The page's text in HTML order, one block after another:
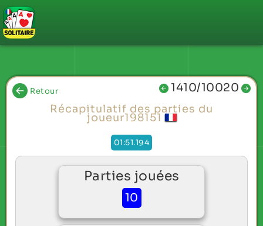
Retour 1410/10020
Récapitulatif des parties du
joueur198151
01:51.194
Parties jouées
10